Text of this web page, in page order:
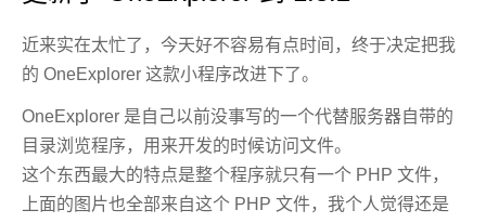
近来实在太忙了，今天好不容易有点时间，终于决定把我
的 OneExplorer 这款小程序改进下了。
OneExplorer 是自己以前没事写的一个代替服务器自带的
目录浏览程序，用来开发的时候访问文件。
这个东西最大的特点是整个程序就只有一个 PHP 文件，
上面的图片也全部来自这个 PHP 文件，我个人觉得还是